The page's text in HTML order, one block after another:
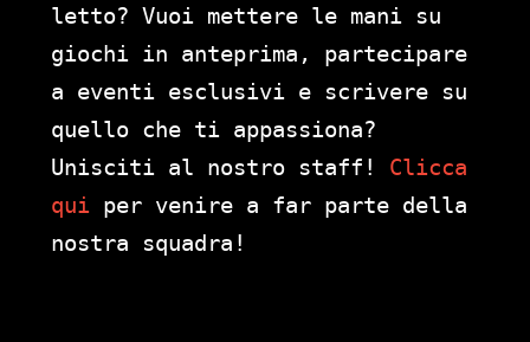
letto? Vuoi mettere le mani su
giochi in anteprima, partecipare
a eventi esclusivi e scrivere su
quello che ti appassiona?
Unisciti al nostro staff! Clicca
qui per venire a far parte della
nostra squadra!